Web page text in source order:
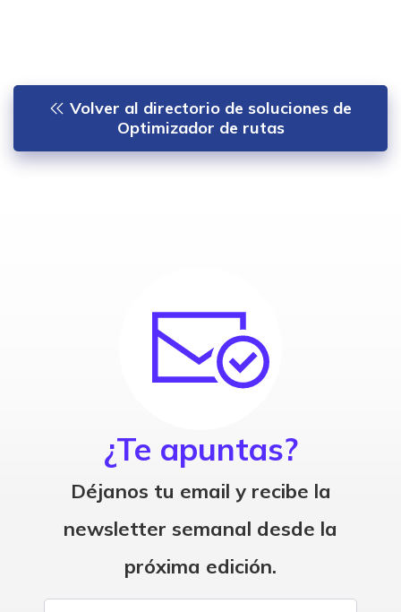
Volver al directorio de soluciones de
Optimizador de rutas
¿Te apuntas?
Déjanos tu email y recibe la
newsletter semanal desde la
próxima edición.